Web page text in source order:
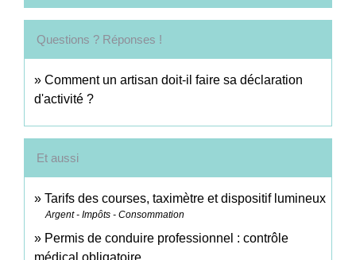
Questions ? Réponses !
Comment un artisan doit-il faire sa déclaration
d'activité ?
Et aussi
Tarifs des courses, taximètre et dispositif lumineux
Argent - Impôts - Consommation
Permis de conduire professionnel : contrôle